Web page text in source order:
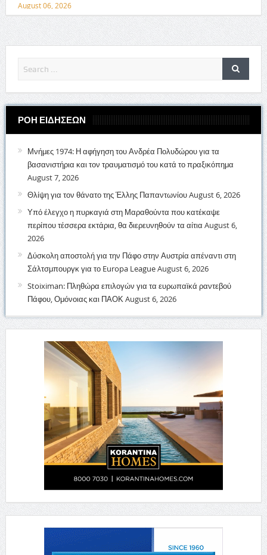
August 06, 2026
ΡΟΗ ΕΙΔΗΣΕΩΝ
Μνήμες 1974: Η αφήγηση του Ανδρέα Πολυδώρου για τα
βασανιστήρια και τον τραυματισμό του κατά το πραξικόπημα
August 7, 2026
Θλίψη για τον θάνατο της Έλλης ΠαπαντωνίουAugust 6, 2026
Υπό έλεγχο η πυρκαγιά στη Μαραθούντα που κατέκαψε
περίπου τέσσερα εκτάρια, θα διερευνηθούν τα αίτια August 6,
2026
Δύσκολη αποστολή για την Πάφο στην Αυστρία απέναντι στη
Σάλτσμπουργκ για το Europa LeagueAugust 6, 2026
Stoiximan: Πληθώρα επιλογών για τα ευρωπαϊκά ραντεβού
Πάφου, Ομόνοιας και ΠΑΟΚAugust 6, 2026